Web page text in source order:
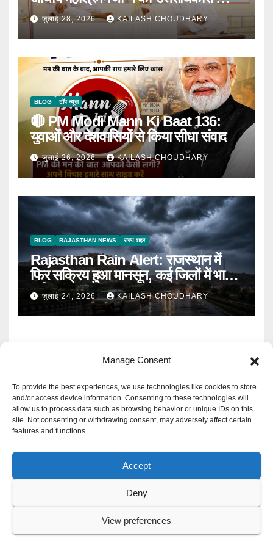
Manage Consent
To provide the best experiences, we use technologies like cookies to store
and/or access device information. Consenting to these technologies will
allow us to process data such as browsing behavior or unique IDs on this
site. Not consenting or withdrawing consent, may adversely affect certain
features and functions.
Accept
Deny
View preferences
घोषणा
जुलाई 28, 2026 KAILASH CHOUDHARY
BLOG टॉप न्यूज़
🔴 PM Modi Mann Ki Baat 136:
युवाओं और देशवासियों से किया सीधा संवाद
जुलाई 26, 2026 KAILASH CHOUDHARY
BLOG RAJASTHAN NEWS राज्य शहर
Rajasthan Rain Alert: राजस्थान में
फिर सक्रिय हुआ मानसून, कई जिलों में भारी
बारिश का Alert
जुलाई 24, 2026 KAILASH CHOUDHARY
Mangal Media News
हर खबर पर नजर